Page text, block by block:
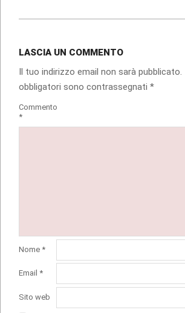
LASCIA UN COMMENTO
Il tuo indirizzo email non sarà pubblicato.
obbligatori sono contrassegnati *
Commento
*
Nome *
Email *
Sito web